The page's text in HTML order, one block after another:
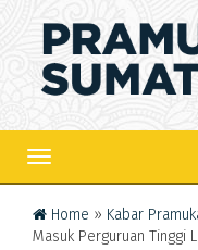
TOGGLE
Home » Kabar
Masuk Perguruan Tinggi